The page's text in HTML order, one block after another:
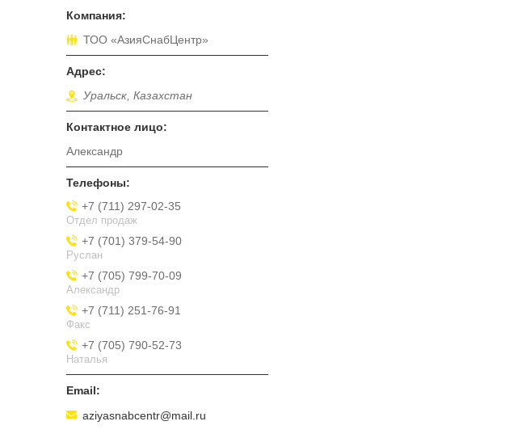
ТОО «АзияСнабЦентр»
Уральск, Казахстан
Александр
+7 (711) 297-02-35
Отдел продаж
+7 (701) 379-54-90
Руслан
+7 (705) 799-70-09
Александр
+7 (711) 251-76-91
Факс
+7 (705) 790-52-73
Наталья
aziyasnabcentr@mail.ru